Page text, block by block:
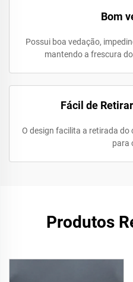
Bom
Possui boa vedação,
mantendo a frescura
Fácil de
O design facilita a retirada do
para
Produtos